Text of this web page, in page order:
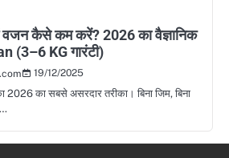
कैसे कम करें? 2026 का वैज्ञानिक
(3–6 KG गारंटी)
19/12/2025
का सबसे असरदार तरीका। बिना जिम, बिना